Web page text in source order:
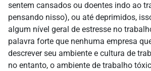
sentem cansados ou doentes indo ao
pensando nisso), ou até deprimidos,
algum nível geral de estresse no
palavra forte que nenhuma empresa
descrever seu ambiente e cultura de
no entanto, o ambiente de trabalho